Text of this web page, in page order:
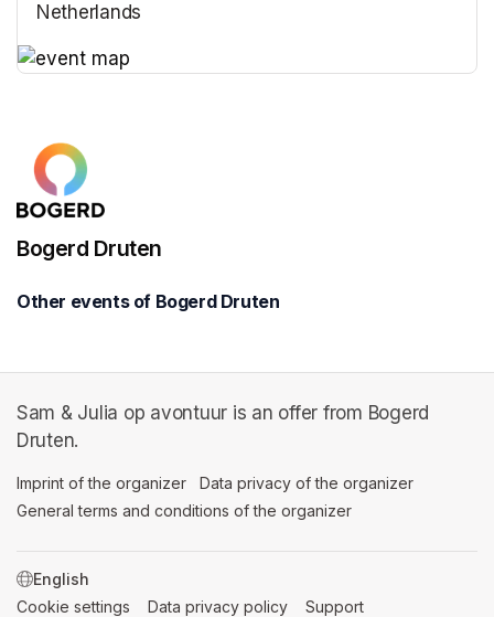
Netherlands
Bogerd Druten
Other events of Bogerd Druten
Sam & Julia op avontuur is an offer from Bogerd
Druten.
Imprint of the organizer (opens in a new tab)
Data privacy of the organizer
General terms and conditions of the organizer
SWITCH LANGUAGE
Cookie settings (opens in a new tab)
Data privacy policy (opens in a new tab)
Support